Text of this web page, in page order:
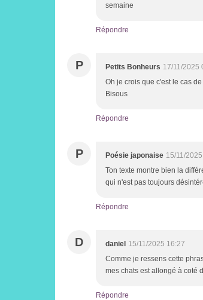
semaine
Répondre
P Petits Bonheurs 17/11/2025
Oh je crois que c'est le cas
Bisous
Répondre
P Poésie japonaise 15/11/
Ton texte montre bien la
qui n'est pas toujours
Répondre
D daniel 15/11/2025 16:27
Comme je ressens cette
mes chats est allongé à coté
Répondre